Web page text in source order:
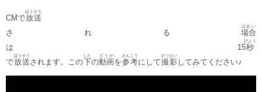
CMで放送
ほうそう
される 場合
ばあい
は15秒
びょう
で放送
ほうそう
されます。この下
した
の動画
どうが
を参考
さんこう
にして撮影
さつえい
してみてください♪